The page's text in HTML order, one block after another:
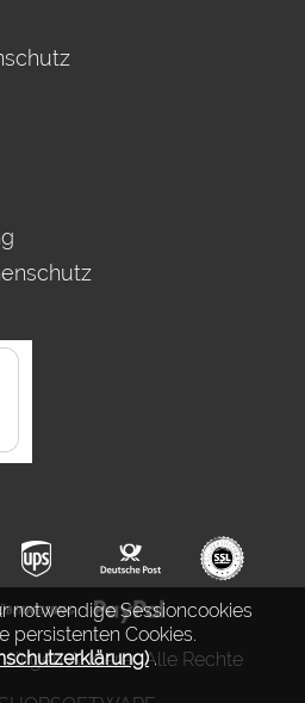
notwendige Sessioncookies
persistenten Cookies.
.
Auderer. Alle Rechte